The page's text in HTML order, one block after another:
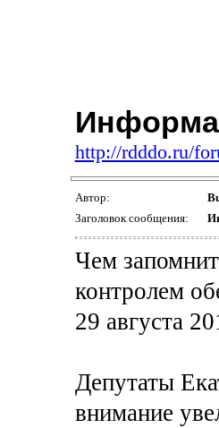
http://rdddo.ru/
Автор:
Заголовок сообщения:
Чем
контролем
29 августа
Депутаты
внимание